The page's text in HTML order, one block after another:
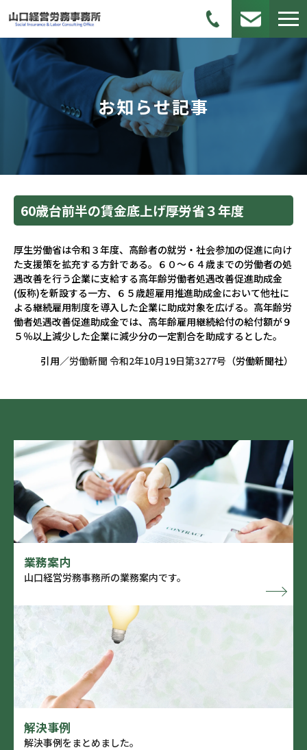
お知らせ記事
60歳台前半の賃金底上げ――厚労省３年度
厚生労働省は令和３年度、高齢者の就労・社会参加の促進に向け
た支援策を拡充する方針である。６０～６４歳までの労働者の処
遇改善を行う企業に支給する高年齢労働者処遇改善促進助成金
(仮称)を新設する一方、６５歳超雇用推進助成金において他社に
よる継続雇用制度を導入した企業に助成対象を広げる。高年齢労
働者処遇改善促進助成金では、高年齢雇用継続給付の給付額が９
５％以上減少した企業に減少分の一定割合を助成するとした。
引用／労働新聞 令和2年10月19日第3277号 （労働新聞社）
業務案内
山口経営労務事務所の業務案内です。
解決事例
解決事例をまとめました。